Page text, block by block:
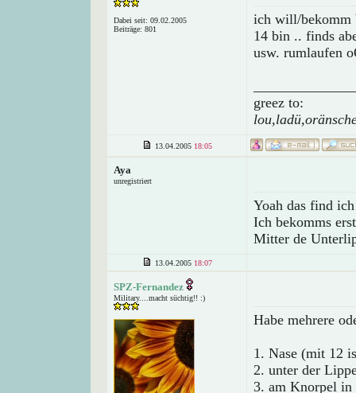
Dabei seit: 09.02.2005
Beiträge: 801
ich will/bekomm
14 bin .. finds
usw. rumlaufen
greez to:
13.04.2005 18:05
Aya
unregistriert
Yoah das find
Ich bekomms
Mitter de
13.04.2005 18:07
SPZ-Fernandez
Military....macht süchtig!! :)
Habe mehrere
1. Nase (mit 12
2. unter der
3. am Knorpel